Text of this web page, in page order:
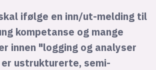
ifølge en inn/ut-melding til
kompetanse og mange
innen "logging og analyser
ustrukturerte, semi-